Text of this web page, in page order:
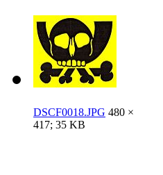
DSCF0018.JPG 480 ×
417; 35 KB